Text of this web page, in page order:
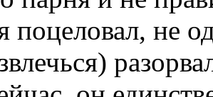
поцеловал, не